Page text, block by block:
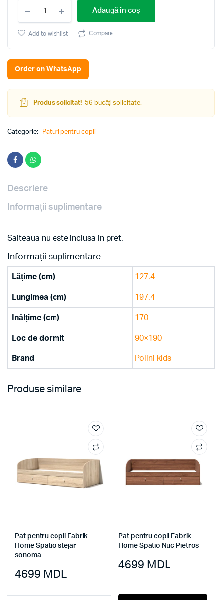
suprapus
Polini
kids
5000
Alb
quantity
Adaugă în coș
Add to wishlist Compare
Order on WhatsApp
Produs solicitat! 56 bucăți solicitate.
Categorie: Paturi pentru copii
Descriere
Informații suplimentare
Salteaua nu este inclusa in pret.
Informații suplimentare
Lățime (cm) 127.4
Lungimea (cm) 197.4
Inălțime (cm) 170
Loc de dormit 90×190
Brand Polini kids
Produse similare
Pat pentru copii Fabrik
Home Spatio stejar
sonoma
4699 MDL
Pat pentru copii Fabrik
Home Spatio Nuc Pietros
4699 MDL